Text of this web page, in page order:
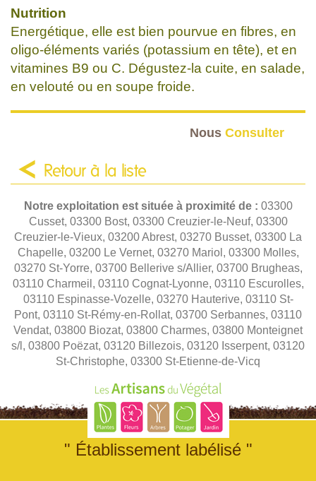
Nutrition
Energétique, elle est bien pourvue en fibres, en
oligo-éléments variés (potassium en tête), et en
vitamines B9 ou C. Dégustez-la cuite, en salade,
en velouté ou en soupe froide.
Nous Consulter
Retour à la liste
Notre exploitation est située à proximité de : 03300
Cusset, 03300 Bost, 03300 Creuzier-le-Neuf, 03300
Creuzier-le-Vieux, 03200 Abrest, 03270 Busset, 03300 La
Chapelle, 03200 Le Vernet, 03270 Mariol, 03300 Molles,
03270 St-Yorre, 03700 Bellerive s/Allier, 03700 Brugheas,
03110 Charmeil, 03110 Cognat-Lyonne, 03110 Escurolles,
03110 Espinasse-Vozelle, 03270 Hauterive, 03110 St-
Pont, 03110 St-Rémy-en-Rollat, 03700 Serbannes, 03110
Vendat, 03800 Biozat, 03800 Charmes, 03800 Monteignet
s/l, 03800 Poëzat, 03120 Billezois, 03120 Isserpent, 03120
St-Christophe, 03300 St-Etienne-de-Vicq
" Établissement labélisé "